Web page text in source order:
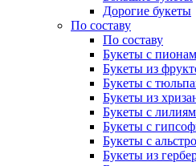
Дорогие букеты
По составу
По составу
Букеты с
Букеты из
Букеты с
Букеты из
Букеты с
Букеты с
Букеты с
Букеты из